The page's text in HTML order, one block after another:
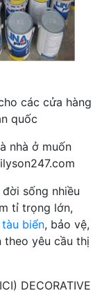
các cửa hàng
quốc
nhà ở muốn
sống nhiều
tỉ trọng lớn,
tàu biển, bảo vệ,
theo yêu cầu thị
DECORATIVE